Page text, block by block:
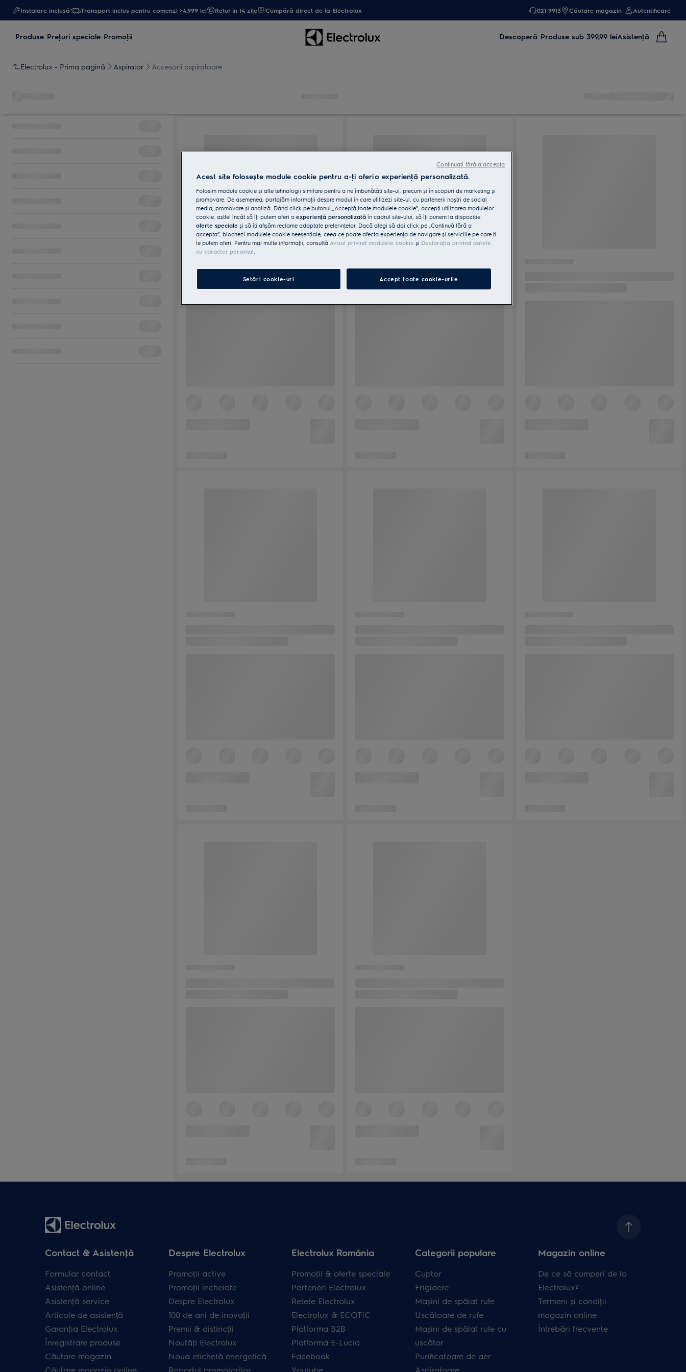
Instalare inclusă* Transport inclus pentru comenzi >4.999 lei Retur în 14 zile Cumpără direct de la Electrolux 021 9913 Căutare magazin Autentificare
Produse Preţuri speciale Promoţii Descoperă Produse sub 399,99 leiAsistenţă
Electrolux - Prima pagină Aspirator Accesorii aspiratoare
Contact & Asistenţă
Formular contact
Asistenţă online
Asistenţă service
Articole de asistență
Garanţia Electrolux
Înregistrare produse
Căutare magazin
Căutare magazin online
Despre Electrolux
Promoţii active
Promoţii încheiate
Despre Electrolux
100 de ani de inovaţii
Premii & distincţii
Noutăţi Electrolux
Noua etichetă energetică
Raportul promotorilor
Electrolux România
Promoţii & oferte speciale
Parteneri Electrolux
Retete Electrolux
Electrolux & ECOTIC
Platforma B2B
Platforma E-Lucid
Facebook
Youtube
Categorii populare
Cuptor
Frigidere
Mașini de spălat rufe
Uscătoare de rufe
Mașini de spălat rufe cu
uscător
Purificatoare de aer
Aspiratoare
Magazin online
De ce să cumperi de la
Electrolux?
Termeni și condiţii
magazin online
Întrebări frecvente
Acest site folosește module cookie pentru a-ţi oferi o experienţă personalizată.
Folosim module cookie și alte tehnologii similare pentru a ne îmbunătăţi site-ul, precum și în scopuri de marketing și
promovare. De asemenea, partajăm informaţii despre modul în care utilizezi site-ul, cu partenerii noștri de social
media, promovare și analiză. Dând click pe butonul „Acceptă toate modulele cookie”, accepţi utilizarea modulelor
cookie, astfel încât să îţi putem oferi o experienţă personalizată în cadrul site-ului, să îţi punem la dispoziţie
oferte speciale și să îţi afișăm reclame adaptate preferinţelor. Dacă alegi să dai click pe „Continuă fără a
accepta”, blochezi modulele cookie neesenţiale, ceea ce poate afecta experienţa de navigare și serviciile pe care ţi
le putem oferi. Pentru mai multe informaţii, consultă Avizul privind modulele cookie și Declaraţia privind datele
cu caracter personal.
Setări cookie-uri Accept toate cookie-urile
Continuați fără a accepta